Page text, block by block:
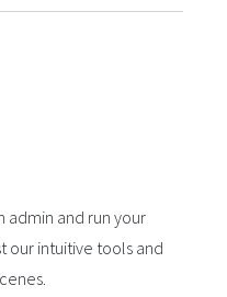
admin and run your
our intuitive tools and